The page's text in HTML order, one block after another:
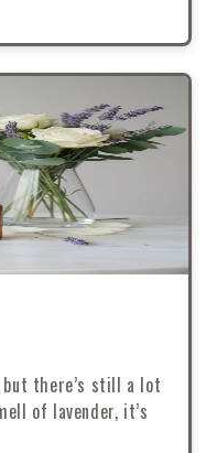
but there’s still a lot
of lavender, it’s